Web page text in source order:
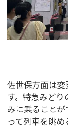
佐世保方面は変
す。特急みどり
みに乗ることが
って列車を眺